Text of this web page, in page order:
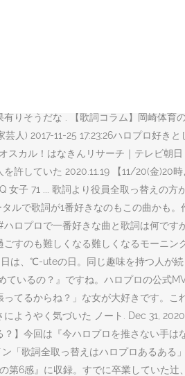
。 日常 つんくの歌詞感好きすぎる メ
有りそうだな . 【歌詞コラム】岡崎体
芸人) 2017-11-25 17:23:26ハロプロ好
スカル！はなきんリサーチ｜テレビ朝
を許していた 2020.11.19 【11/20(金
子 71 ... 歌詞より役員全取っ替えの方
ルで歌詞が1番好きなのもこの曲かも
ロプロで一番好きな曲と歌詞は何で
ごすのも難しくなる難しくなるモーニ
は、℃-uteの日。同じ趣味を持つ人が
ているの？』ですね。ハロプロの公式
てるからね？」な女が大好きです。
ようやく気づいた ノート. Dec 31,
】今回は『今ハロプロを推さない手
「歌詞全取っ替えはハロプロあるあ
第6感』に収録。すでに卒業していた